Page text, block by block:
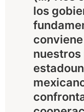
los
nuestros